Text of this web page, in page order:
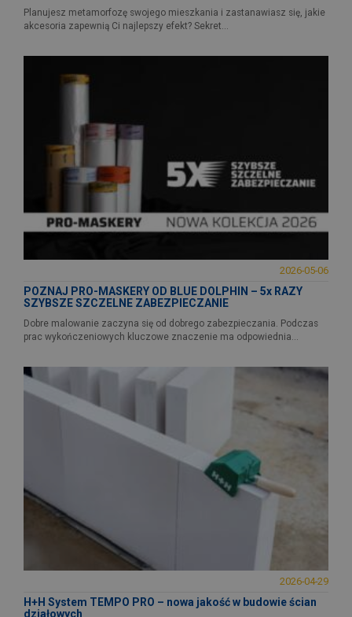
Planujesz metamorfozę swojego mieszkania i zastanawiasz się, jakie
akcesoria zapewnią Ci najlepszy efekt? Sekret...
2026-05-06
POZNAJ PRO-MASKERY OD BLUE DOLPHIN – 5x RAZY
SZYBSZE SZCZELNE ZABEZPIECZANIE
Dobre malowanie zaczyna się od dobrego zabezpieczania. Podczas
prac wykończeniowych kluczowe znaczenie ma odpowiednia...
2026-04-29
H+H System TEMPO PRO – nowa jakość w budowie ścian
działowych